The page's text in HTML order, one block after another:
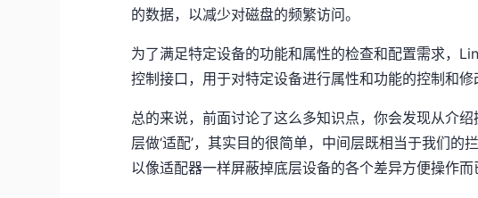
的数据，以减少对磁盘的频繁访问。
为了满足特定设备的功能和属性的检查和配置需求，
控制接口，用于对特定设备进行属性和功能的控制和修
总的来说，前面讨论了这么多知识点，你会发现从介
层做‘适配’，其实目的很简单，中间层既相当于我们
以像适配器一样屏蔽掉底层设备的各个差异方便操作而